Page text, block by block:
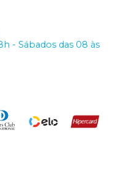
- Sábados das 08 às